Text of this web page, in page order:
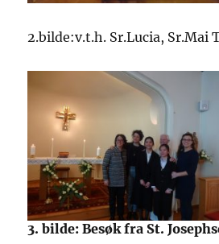
2.bilde:v.t.h. Sr.Lucia, Sr.Mai
3. bilde: Besøk fra St.